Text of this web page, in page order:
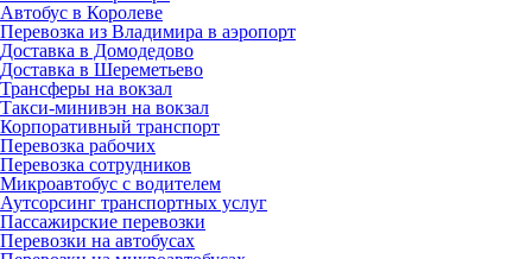
Автобус в Королеве
Перевозка из Владимира в аэропорт
Доставка в Домодедово
Доставка в Шереметьево
Трансферы на вокзал
Такси-минивэн на вокзал
Корпоративный транспорт
Перевозка рабочих
Перевозка сотрудников
Микроавтобус с водителем
Аутсорсинг транспортных услуг
Пассажирские перевозки
Перевозки на автобусах